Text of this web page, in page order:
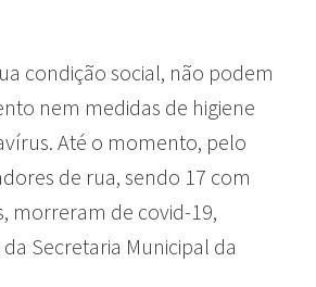
condição social, não podem
nem medidas de higiene
Até o momento, pelo
de rua, sendo 17 com
morreram de covid-19,
Secretaria Municipal da